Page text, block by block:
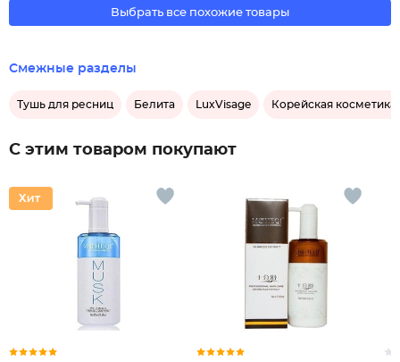
Выбрать все похожие товары
Смежные разделы
Тушь для ресниц Белита LuxVisage Корейская косметика
С этим товаром покупают